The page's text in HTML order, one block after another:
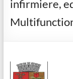
infirmiere,